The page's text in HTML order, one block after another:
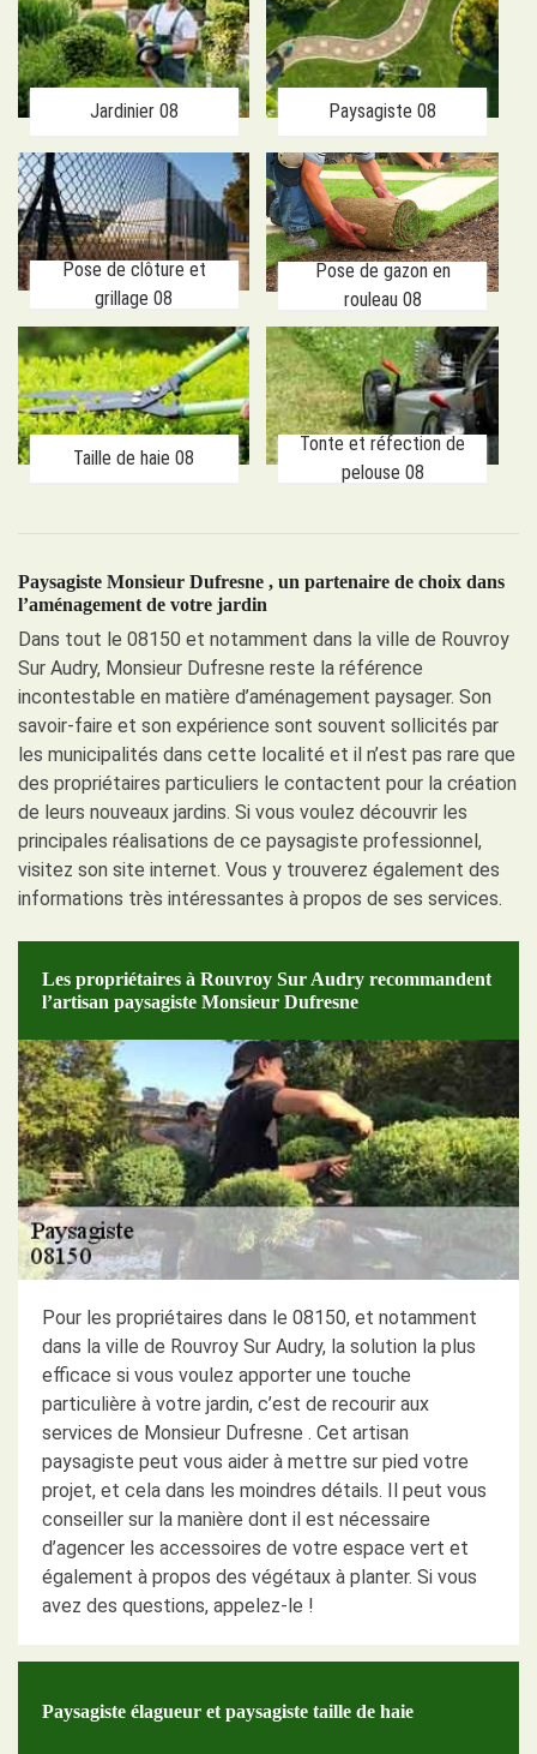
Jardinier 08 Paysagiste 08
Pose de clôture et
grillage 08
Pose de gazon en
rouleau 08
Taille de haie 08
Tonte et réfection de
pelouse 08
Paysagiste Monsieur Dufresne , un partenaire de choix dans
l’aménagement de votre jardin
Dans tout le 08150 et notamment dans la ville de Rouvroy
Sur Audry, Monsieur Dufresne reste la référence
incontestable en matière d’aménagement paysager. Son
savoir-faire et son expérience sont souvent sollicités par
les municipalités dans cette localité et il n’est pas rare que
des propriétaires particuliers le contactent pour la création
de leurs nouveaux jardins. Si vous voulez découvrir les
principales réalisations de ce paysagiste professionnel,
visitez son site internet. Vous y trouverez également des
informations très intéressantes à propos de ses services.
Les propriétaires à Rouvroy Sur Audry recommandent
l’artisan paysagiste Monsieur Dufresne
Pour les propriétaires dans le 08150, et notamment
dans la ville de Rouvroy Sur Audry, la solution la plus
efficace si vous voulez apporter une touche
particulière à votre jardin, c’est de recourir aux
services de Monsieur Dufresne . Cet artisan
paysagiste peut vous aider à mettre sur pied votre
projet, et cela dans les moindres détails. Il peut vous
conseiller sur la manière dont il est nécessaire
d’agencer les accessoires de votre espace vert et
également à propos des végétaux à planter. Si vous
avez des questions, appelez-le !
Paysagiste élagueur et paysagiste taille de haie